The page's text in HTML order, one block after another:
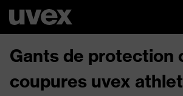
Gants de protection
coupures uvex